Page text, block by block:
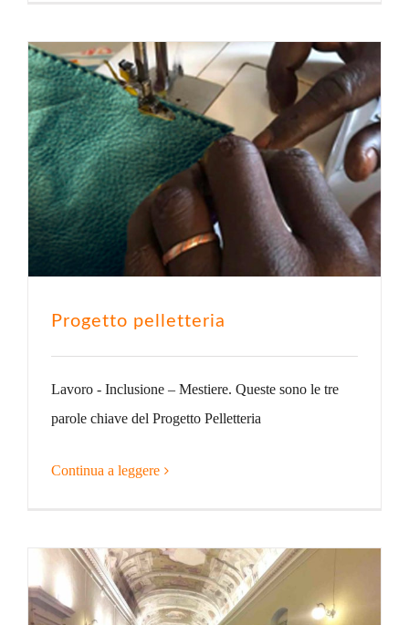
Progetto pelletteria
Lavoro - Inclusione – Mestiere. Queste sono le tre
parole chiave del Progetto Pelletteria
Continua a leggere